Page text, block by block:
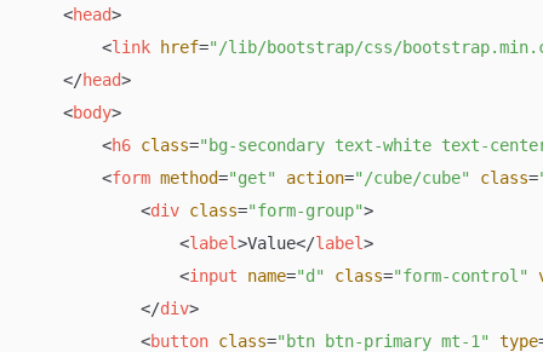
<head>
<link href="/lib/bootstrap/css/
</head>
<body>
<h6 class="bg-secondary text-white text-
<form method="get" action="/cube/cube" class=
<div class="form-group">
<label>Value</label>
<input name="d" class="form-control"
</div>
<button class="btn btn-primary mt-1" type